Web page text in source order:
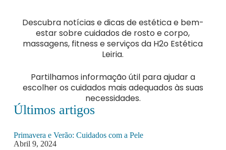
Descubra notícias e dicas de estética e bem-
estar sobre cuidados de rosto e corpo,
massagens, fitness e serviços da H2o Estética
Leiria.
Partilhamos informação útil para ajudar a
escolher os cuidados mais adequados às suas
necessidades.
Últimos artigos
Primavera e Verão: Cuidados com a Pele
Abril 9, 2024